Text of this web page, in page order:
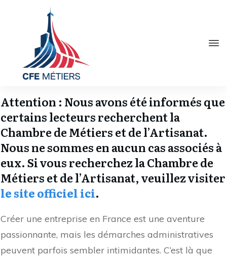
Attention : Nous avons été informés que
certains lecteurs recherchent la
Chambre de Métiers et de l’Artisanat.
Nous ne sommes en aucun cas associés à
eux. Si vous recherchez la Chambre de
Métiers et de l’Artisanat, veuillez visiter
le site officiel ici.
Créer une entreprise en France est une aventure
passionnante, mais les démarches administratives
peuvent parfois sembler intimidantes. C’est là que